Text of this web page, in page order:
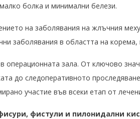
болка и минимални белези.
на заболявания на жлъчния
заболявания в областта на
операционната зала. От ключово
до следоперативното
участие във всеки етап от
фистули и пилонидални